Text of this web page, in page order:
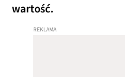
wartość.